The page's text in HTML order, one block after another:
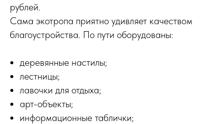
рублей.
Сама экотропа приятно удивляет качеством
благоустройства. По пути оборудованы:
деревянные настилы;
лестницы;
лавочки для отдыха;
арт-объекты;
информационные таблички;